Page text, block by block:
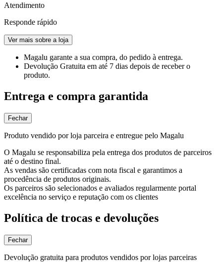
Atendimento
Responde rápido
Ver mais sobre a loja
Magalu garante a sua compra, do pedido à entrega.
Devolução Gratuita em até 7 dias depois de receber o
produto.
Entrega e compra garantida
Fechar
Produto vendido por loja parceira e entregue pelo Magalu
O Magalu se responsabiliza pela entrega dos produtos de parceiros
até o destino final.
As vendas são certificadas com nota fiscal e garantimos a
procedência de produtos originais.
Os parceiros são selecionados e avaliados regularmente portal
excelência no serviço e reputação com os clientes
Política de trocas e devoluções
Fechar
Devolução gratuita para produtos vendidos por lojas parceiras